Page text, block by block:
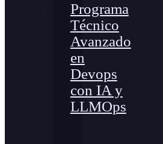
Programa
Técnico
Avanzado
en
Devops
con IA y
LLMOps